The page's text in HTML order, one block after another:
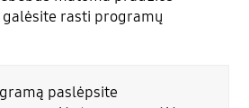
rasti programų
paslėpsite